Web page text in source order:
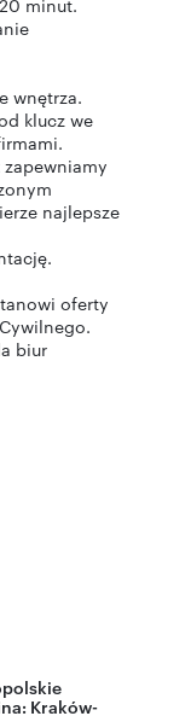
minut.
wnętrza.
klucz we
najlepsze
oferty
biur
Kraków-